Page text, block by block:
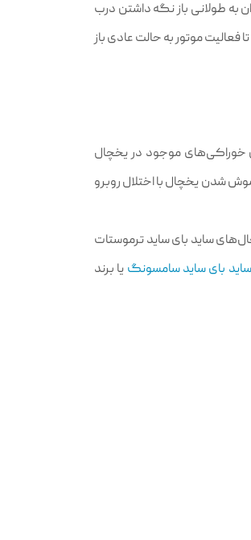
به طولانی باز نگه داشتن درب
موتور به حالت عادی باز
خوراکی‌های موجود در یخچال
شدن یخچال با اختلال روبرو
ساید بای ساید ترموستات
بای ساید سامسونگ یا برند